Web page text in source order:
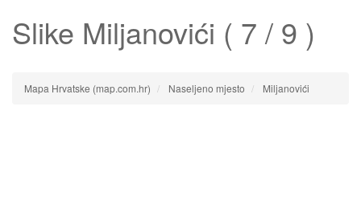
Slike Miljanovići ( 7 / 9 )
Mapa Hrvatske (map.com.hr) Naseljeno mjesto Miljanovići